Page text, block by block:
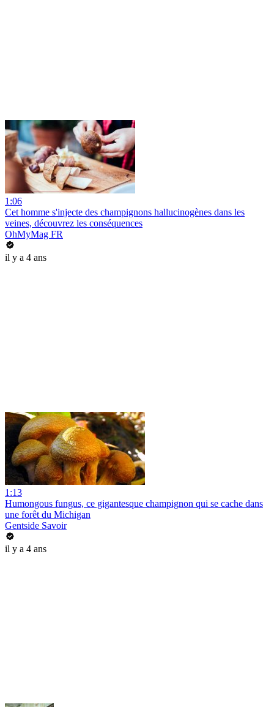
1:06
Cet homme s'injecte des champignons hallucinogènes dans les
veines, découvrez les conséquences
OhMyMag FR
il y a 4 ans
1:13
Humongous fungus, ce gigantesque champignon qui se cache dans
une forêt du Michigan
Gentside Savoir
il y a 4 ans